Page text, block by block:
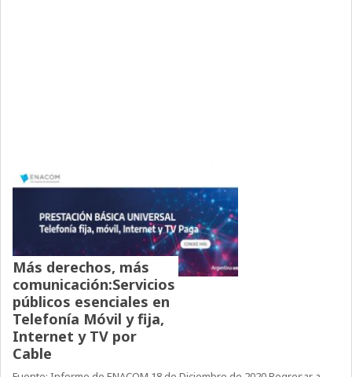
Más derechos, más
comunicación:Servicios
públicos esenciales en
Telefonía Móvil y fija,
Internet y TV por
Cable